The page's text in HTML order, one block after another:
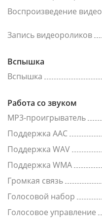
Воспроизведение видео
Запись видеороликов
Вспышка
Вспышка
Работа со звуком
MP3-проигрыватель
Поддержка AAC
Поддержка WAV
Поддержка WMA
Громкая связь
Голосовой набор
Голосовое управление